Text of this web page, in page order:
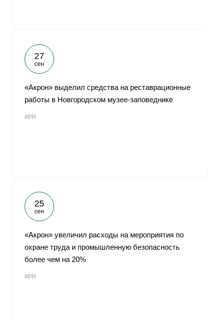
27
сен
«Акрон» выделил средства на реставрационные
работы в Новгородском музее-заповеднике
#PR
25
сен
«Акрон» увеличил расходы на мероприятия по
охране труда и промышленную безопасность
более чем на 20%
#PR